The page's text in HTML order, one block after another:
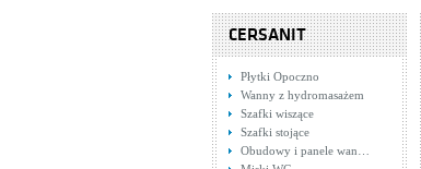
17720090
Baterie natryskowe
Cena: 3 130,00 zł
Hansgrohe Axor
Montreux
16810830
Baterie natryskowe
Cena: 2 865,00 zł
CERSANIT
Płytki Opoczno
Wanny z hydromasażem
Szafki wiszące
Szafki stojące
Obudowy i panele wan…